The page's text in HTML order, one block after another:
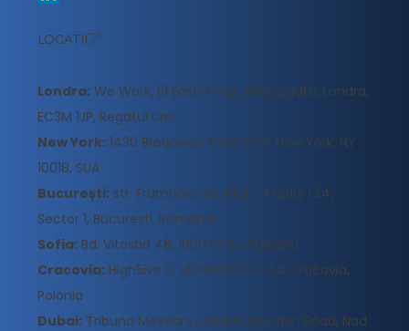
LOCAȚII
Londra: We Work, 51 Eastcheap, Billingsgate, Londra,
EC3M 1JP, Regatul Unit
New York: 1430 Broadway Suite 1503, New York, NY
10018, SUA
București: str. Frumoasa 30, Etaj 2, Modul 1.24,
Sector 1, București, România
Sofia: Bd. Vitosha 48, 1000 Sofia, Bulgaria
Cracovia: High5ive 2, Ul. Pawia 9, 31 154 Cracovia,
Polonia
Dubai: Tribuna Meydan, etajul 6, Meydan Road, Nad